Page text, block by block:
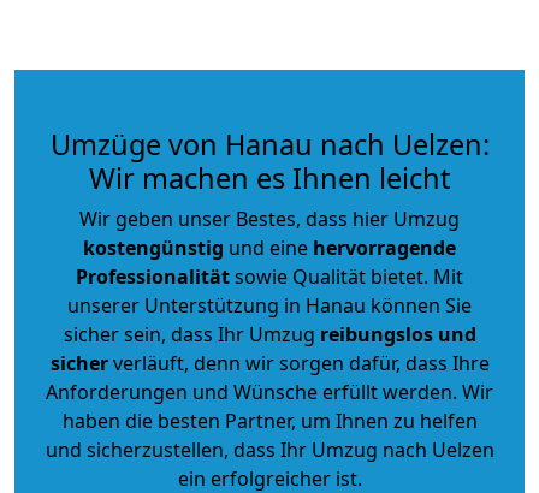
Umzüge von Hanau nach Uelzen:
Wir machen es Ihnen leicht
Wir geben unser Bestes, dass hier Umzug
kostengünstig und eine hervorragende
Professionalitätsowie Qualität bietet. Mit
unserer Unterstützung in Hanau können Sie
sicher sein, dass Ihr Umzug reibungslos und
sicherverläuft, denn wir sorgen dafür, dass Ihre
Anforderungen und Wünsche erfüllt werden. Wir
haben die besten Partner, um Ihnen zu helfen
und sicherzustellen, dass Ihr Umzug nach Uelzen
ein erfolgreicher ist.